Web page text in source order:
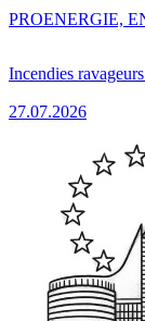
Incendies
27.07.2026
PROENERGIE,